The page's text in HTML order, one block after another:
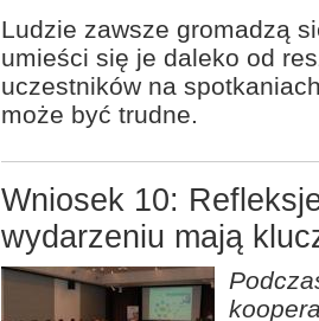
Ludzie zawsze gromadzą
umieści się je daleko od
uczestników na
może być trudne.
Wniosek 10:
wydarzeniu mają